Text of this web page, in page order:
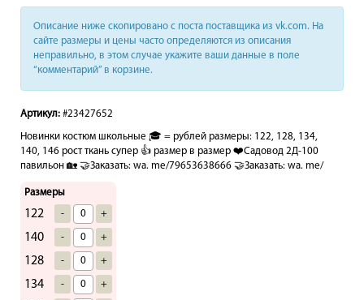
Описание ниже скопировано с поста поставщика из vk.com. На
сайте размеры и цены часто определяются из описания
неправильно, в этом случае укажите ваши данные в поле
“комментарий” в корзине.
Артикул: #23427652
Новинки костюм школьные 🎓 = рублей размеры: 122, 128, 134,
140, 146 рост ткань супер 👍 размер в размер ❤️Садовод 2Д-100
павильон 🏡 🤝Заказать: wa. me/79653638666 🤝Заказать: wa. me/
Размеры
122 - +
140 - +
128 - +
134 - +